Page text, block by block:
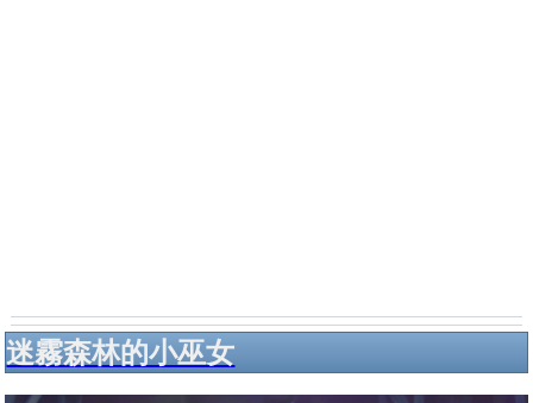
迷霧森林的小巫女